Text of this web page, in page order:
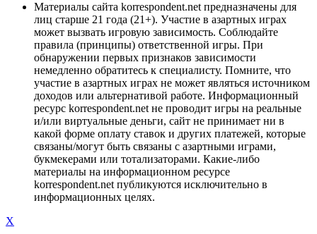
Материалы сайта korrespondent.net предназначены для
лиц старше 21 года (21+). Участие в азартных играх
может вызвать игровую зависимость. Соблюдайте
правила (принципы) ответственной игры. При
обнаружении первых признаков зависимости
немедленно обратитесь к специалисту. Помните, что
участие в азартных играх не может являться источником
доходов или альтернативой работе. Информационный
ресурс korrespondent.net не проводит игры на реальные
и/или виртуальные деньги, сайт не принимает ни в
какой форме оплату ставок и других платежей, которые
связаны/могут быть связаны с азартными играми,
букмекерами или тотализаторами. Какие-либо
материалы на информационном ресурсе
korrespondent.net публикуются исключительно в
информационных целях.
X